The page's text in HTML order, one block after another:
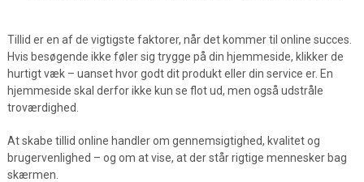
Tillid er en af de vigtigste faktorer, når det kommer til online succes.
Hvis besøgende ikke føler sig trygge på din hjemmeside, klikker de
hurtigt væk – uanset hvor godt dit produkt eller din service er. En
hjemmeside skal derfor ikke kun se flot ud, men også udstråle
troværdighed.
At skabe tillid online handler om gennemsigtighed, kvalitet og
brugervenlighed – og om at vise, at der står rigtige mennesker bag
skærmen.